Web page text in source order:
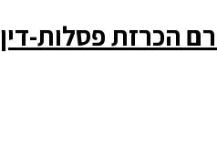
הכרזת פסלות-דין